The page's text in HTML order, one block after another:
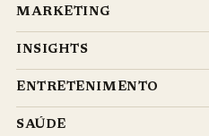
MARKETING
INSIGHTS
ENTRETENIMENTO
SAÚDE